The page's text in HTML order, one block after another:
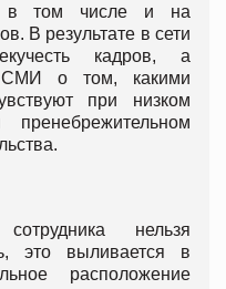
в том числе и на
В результате в сети
кадров, а
СМИ о том, какими
при низком
нельзя
это выливается в
расположение